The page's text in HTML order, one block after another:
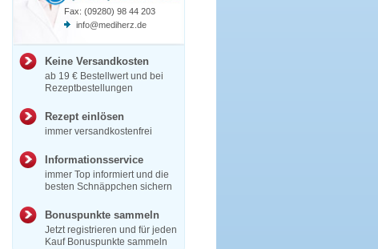
Fax: (09280) 98 44 203
info@mediherz.de
Keine Versandkosten
ab 19 € Bestellwert und bei
Rezeptbestellungen
Rezept einlösen
immer versandkostenfrei
Informationsservice
immer Top informiert und die
besten Schnäppchen sichern
Bonuspunkte sammeln
Jetzt registrieren und für jeden
Kauf Bonuspunkte sammeln